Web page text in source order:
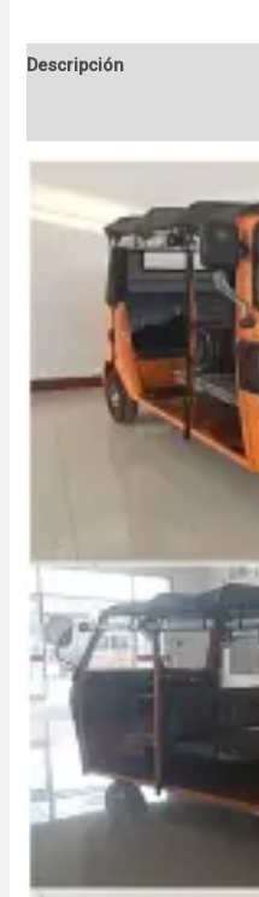
Descripción